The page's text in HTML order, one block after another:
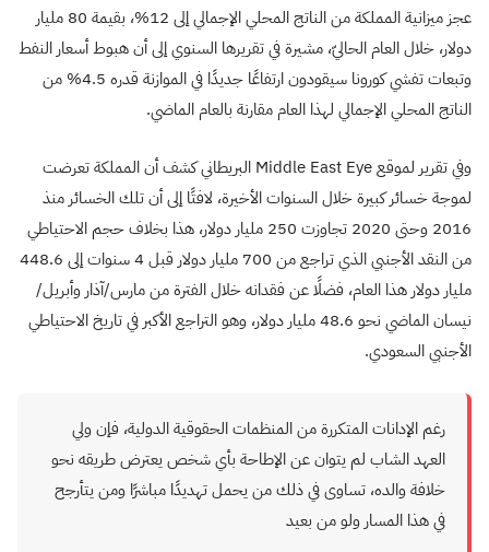
عجز ميزانية المملكة من الناتج المحلي الإجمالي إلى 12%، بقيمة 80 مليار
دولار، خلال العام الحاليّ، مشيرة في تقريرها السنوي إلى أن هبوط أسعار النفط
وتبعات تفشي كورونا سيقودون ارتفاعًا جديدًا في الموازنة قدره 4.5% من
الناتج المحلي الإجمالي لهذا العام مقارنة بالعام الماضي.
وفي تقرير لموقع Middle East Eye البريطاني كشف أن المملكة تعرضت
لموجة خسائر كبيرة خلال السنوات الأخيرة، لافتًا إلى أن تلك الخسائر منذ
2016 وحتى 2020 تجاوزت 250 مليار دولار، هذا بخلاف حجم الاحتياطي
من النقد الأجنبي الذي تراجع من 700 مليار دولار قبل 4 سنوات إلى 448.6
مليار دولار هذا العام، فضلًا عن فقدانه خلال الفترة من مارس/آذار وأبريل/
نيسان الماضي نحو 48.6 مليار دولار، وهو التراجع الأكبر في تاريخ الاحتياطي
الأجنبي السعودي.
رغم الإدانات المتكررة من المنظمات الحقوقية الدولية، فإن ولي
العهد الشاب لم يتوان عن الإطاحة بأي شخص يعترض طريقه نحو
خلافة والده، تساوى في ذلك من يحمل تهديدًا مباشرًا ومن يتأرجح
في هذا المسار ولو من بعيد